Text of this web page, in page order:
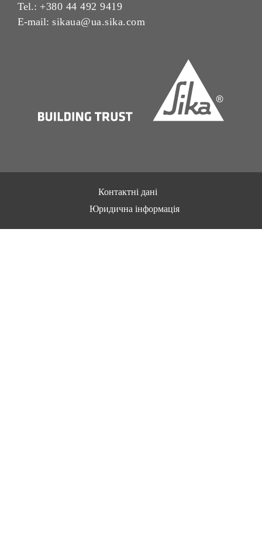
Tel.: +380 44 492 9419
E-mail: sikaua@ua.sika.com
Контактні дані
Юридична інформація